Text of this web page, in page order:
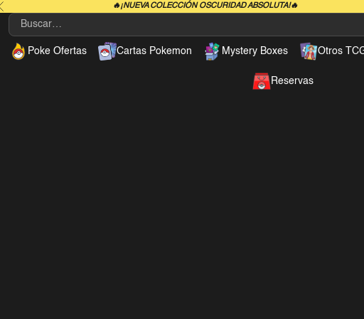
Anterior 🔥¡NUEVA COLECCIÓN OSCURIDAD ABSOLUTA!🔥
Poke Ofertas Cartas Pokemon Mystery Boxes Otros
Reservas